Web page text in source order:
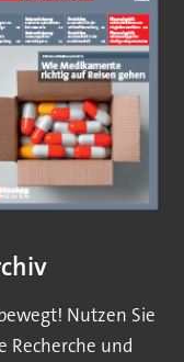
Nutzen Sie
Recherche und